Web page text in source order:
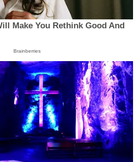
Make You Rethink Good And
Brainberries